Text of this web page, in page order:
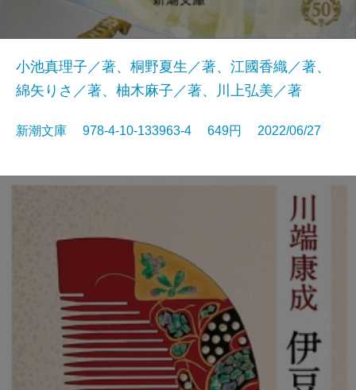
小池真理子／著、桐野夏生／著、江國香織／著、
綿矢りさ／著、柚木麻子／著、川上弘美／著
新潮文庫 978-4-10-133963-4 649円 2022/06/27